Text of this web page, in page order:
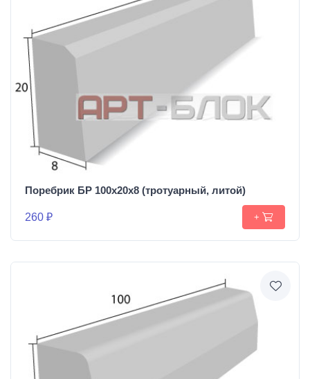
Поребрик БР 100х20х8 (тротуарный, литой)
260 ₽ +